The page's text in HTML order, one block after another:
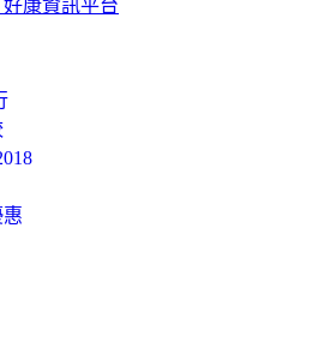
好康資訊平台